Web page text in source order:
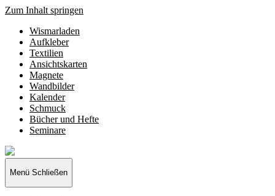
Zum Inhalt springen
Wismarladen
Aufkleber
Textilien
Ansichtskarten
Magnete
Wandbilder
Kalender
Schmuck
Bücher und Hefte
Seminare
Wismarladen
-
deine
Produzentengemeinschaft
Menü Schließen